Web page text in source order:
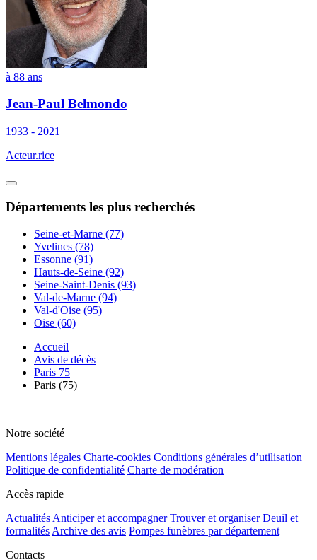
à 88 ans
Jean-Paul Belmondo
1933 - 2021
Acteur.rice
Départements les plus recherchés
Seine-et-Marne (77)
Yvelines (78)
Essonne (91)
Hauts-de-Seine (92)
Seine-Saint-Denis (93)
Val-de-Marne (94)
Val-d'Oise (95)
Oise (60)
Accueil
Avis de décès
Paris 75
Paris (75)
Notre société
Mentions légales Charte-cookies Conditions générales d’utilisation
Politique de confidentialité Charte de modération
Accès rapide
Actualités Anticiper et accompagner Trouver et organiser Deuil et
formalités Archive des avis Pompes funèbres par département
Contacts